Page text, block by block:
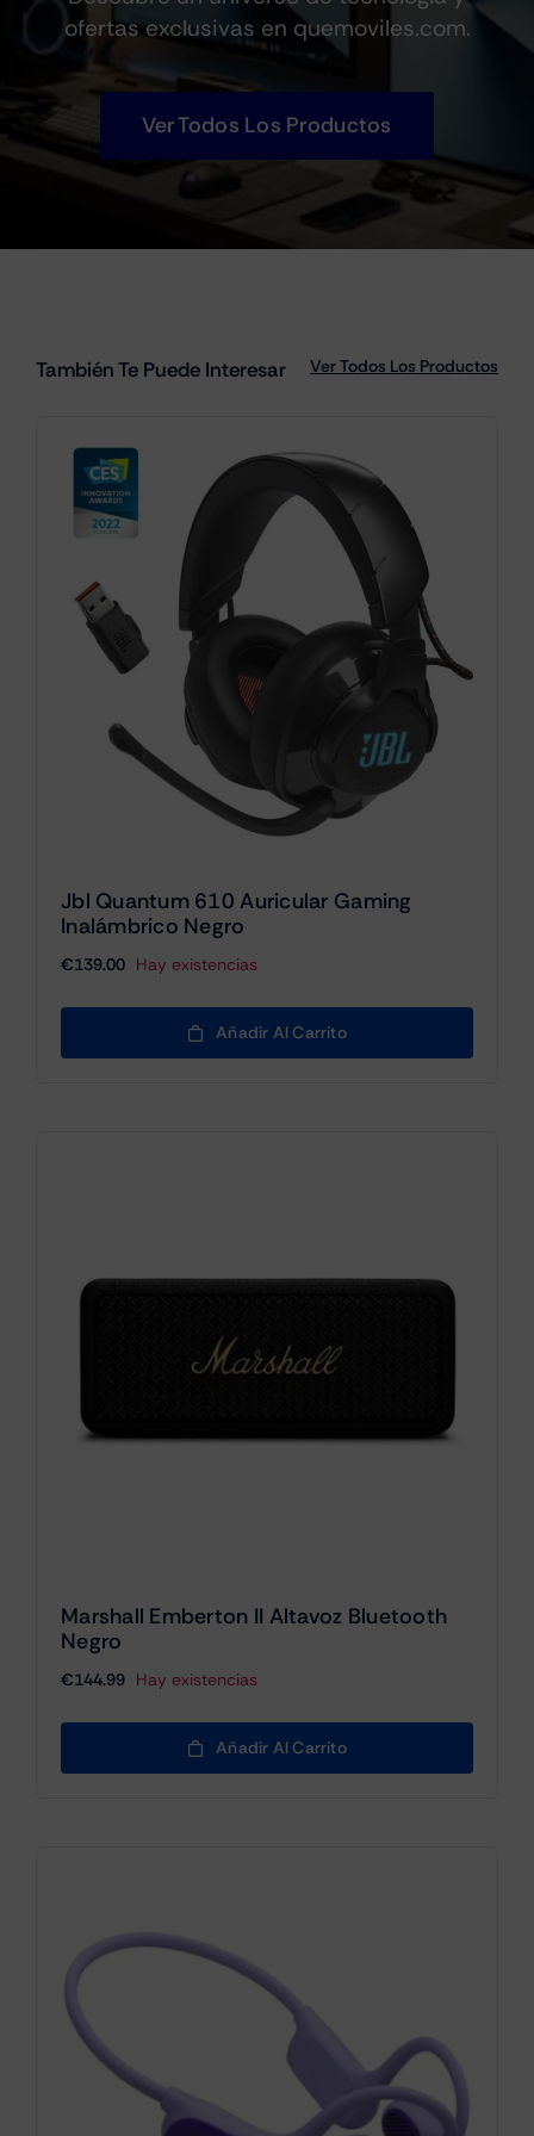
ofertas exclusivas en quemoviles.com.
Ver Todos Los Productos
También Te Puede Interesar Ver Todos Los Productos
Jbl Quantum 610 Auricular Gaming
Inalámbrico Negro
€139.00 Hay existencias
Añadir Al Carrito
Marshall Emberton II Altavoz Bluetooth
Negro
€144.99 Hay existencias
Añadir Al Carrito